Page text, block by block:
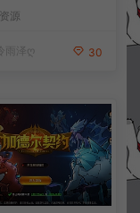
详细搭建教程+视频
源
冷雨泽ღ 30